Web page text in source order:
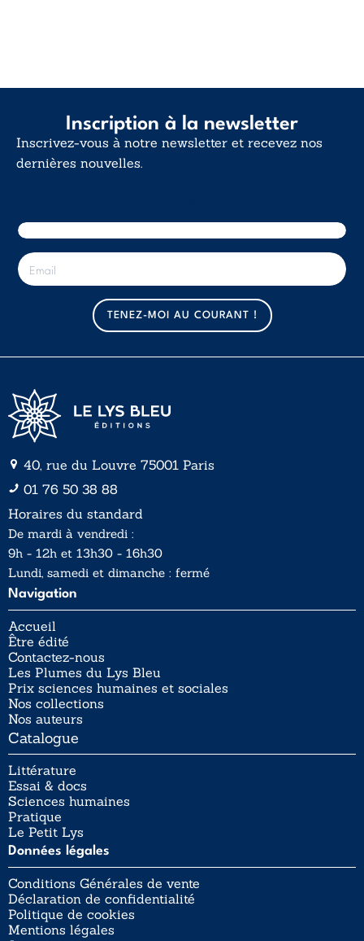
Inscription à la newsletter
Inscrivez-vous à notre newsletter et recevez nos
dernières nouvelles.
E
-
m
TENEZ-MOI AU COURANT !
40, rue du Louvre 75001 Paris
01 76 50 38 88
Horaires du standard
De mardi à vendredi :
9h - 12h et 13h30 - 16h30
Lundi, samedi et dimanche : fermé
Navigation
Accueil
Être édité
Contactez-nous
Les Plumes du Lys Bleu
Prix sciences humaines et sociales
Nos collections
Nos auteurs
Catalogue
Littérature
Essai & docs
Sciences humaines
Pratique
Le Petit Lys
Données légales
Conditions Générales de vente
Déclaration de confidentialité
Politique de cookies
Mentions légales